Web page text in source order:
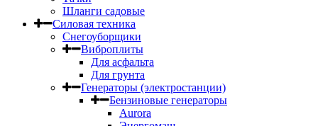
Шланги садовые
Силовая техника
Снегоуборщики
Виброплиты
Для асфальта
Для грунта
Генераторы (электростанции)
Бензиновые генераторы
Aurora